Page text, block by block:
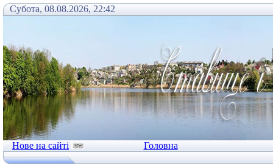
Субота, 08.08.2026, 22:42
Нове на сайті Головна